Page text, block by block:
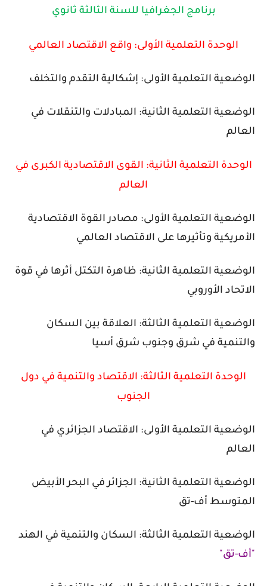
برنامج الجغرافيا للسنة الثالثة ثانوي
الوحدة التعلمية الأولى: واقع الاقتصاد العالمي
الوضعية التعلمية الأولى: إشكالية التقدم والتخلف
الوضعية التعلمية الثانية: المبادلات والتنقلات في
العالم
الوحدة التعلمية الثانية: القوى الاقتصادية الكبرى في
العالم
الوضعية التعلمية الأولى: مصادر القوة الاقتصادية
الأمريكية وتأثيرها على الاقتصاد العالمي
الوضعية التعلمية الثانية: ظاهرة التكتل أثرها في قوة
الاتحاد الأوروبي
الوضعية التعلمية الثالثة: العلاقة بين السكان
والتنمية في شرق وجنوب شرق أسيا
الوحدة التعلمية الثالثة: الاقتصاد والتنمية في دول
الجنوب
الوضعية التعلمية الأولى: الاقتصاد الجزائري في
العالم
الوضعية التعلمية الثانية: الجزائر في البحر الأبيض
المتوسط أف-تق
الوضعية التعلمية الثالثة: السكان والتنمية في الهند
"أف-تق"